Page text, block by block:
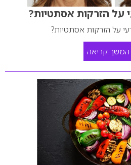
על הזרקות אסתטיות?
על הזרקות אסתטיות?
המשך קריאה